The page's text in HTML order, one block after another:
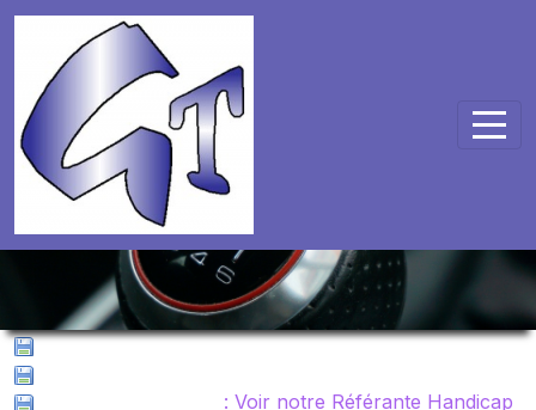
Panneau de gestion des cookies
Liste enseignants GT
: Voir notre Référante Handicap